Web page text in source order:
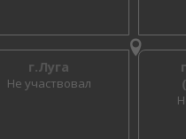
г.Луга
Не участвовал